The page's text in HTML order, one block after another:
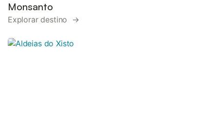
Monsanto
Explorar destino →